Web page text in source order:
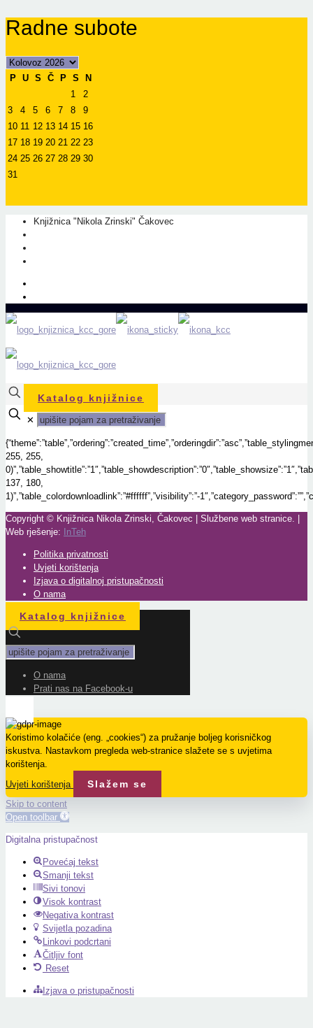
Radne subote
P U S Č P S
N
1
2
3
4 5 6 7 8
9
10 11 12 13 14 15 16
17 18 19 20 21 22 23
24 25 26 27 28 29 30
31
Knjižnica "Nikola Zrinski" Čakovec
Katalog knjižnice
✕
255, 255,
137, 180,
1)”,”table_colordownloadlink”:”#ffffff”,”visibility”:”-
Copyright © Knjižnica Nikola Zrinski, Čakovec | Službene web stranice. |
Web rješenje:
InTeh
Politika privatnosti
Uvjeti korištenja
Izjava o digitalnoj pristupačnosti
O nama
Katalog knjižnice
O nama
Prati nas na Facebook-u
Koristimo kolačiće (eng. „cookies“) za pružanje boljeg korisničkog
iskustva. Nastavkom pregleda web-stranice slažete se s uvjetima
korištenja.
Uvjeti korištenja
Slažem se
Skip to content
Open toolbar
Digitalna pristupačnost
Povećaj tekst
Smanji tekst
Sivi tonovi
Visok kontrast
Negativa kontrast
Svijetla pozadina
Linkovi podcrtani
Čitljiv font
Reset
Izjava o pristupačnosti